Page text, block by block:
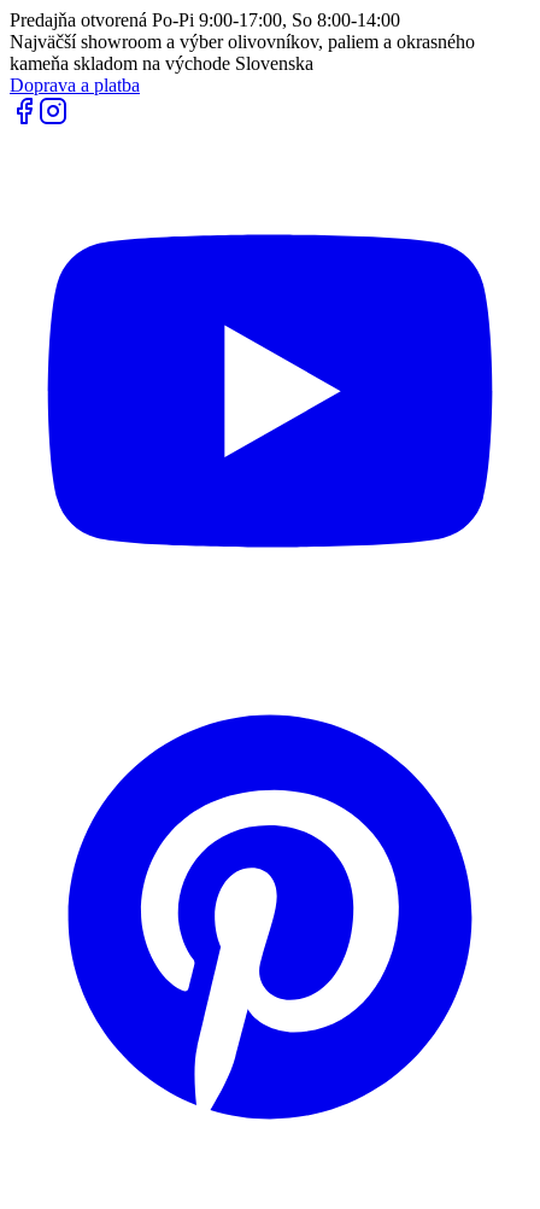
Predajňa otvorená Po-Pi 9:00-17:00, So 8:00-14:00
Najväčší showroom a výber olivovníkov, paliem a okrasného
kameňa skladom na východe Slovenska
Doprava a platba